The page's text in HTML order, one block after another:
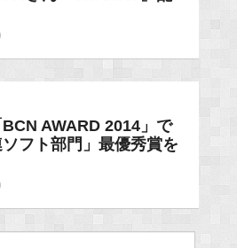
BCN AWARD 2014」で
ソフト部門」最優秀賞を